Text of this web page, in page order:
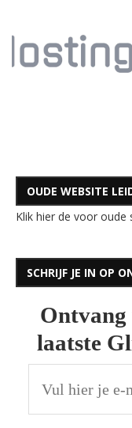
OUDE WEBSITE
Klik hier de voor oude
SCHRIJF JE IN OP
Ontvang
laatste